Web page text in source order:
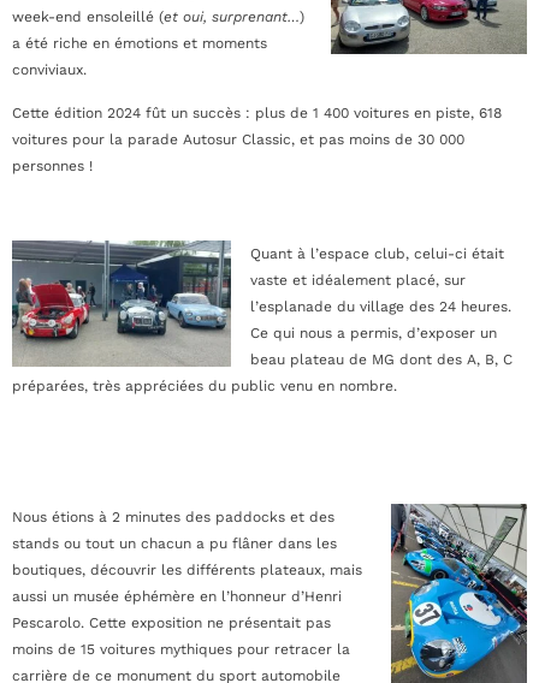
week-end ensoleillé (et oui, surprenant…)
a été riche en émotions et moments
conviviaux.
Cette édition 2024 fût un succès : plus de 1 400 voitures en piste, 618
voitures pour la parade Autosur Classic, et pas moins de 30 000
personnes !
Quant à l’espace club, celui-ci était
vaste et idéalement placé, sur
l’esplanade du village des 24 heures.
Ce qui nous a permis, d’exposer un
beau plateau de MG dont des A, B, C
préparées, très appréciées du public venu en nombre.
Nous étions à 2 minutes des paddocks et des
stands ou tout un chacun a pu flâner dans les
boutiques, découvrir les différents plateaux, mais
aussi un musée éphémère en l’honneur d’Henri
Pescarolo. Cette exposition ne présentait pas
moins de 15 voitures mythiques pour retracer la
carrière de ce monument du sport automobile